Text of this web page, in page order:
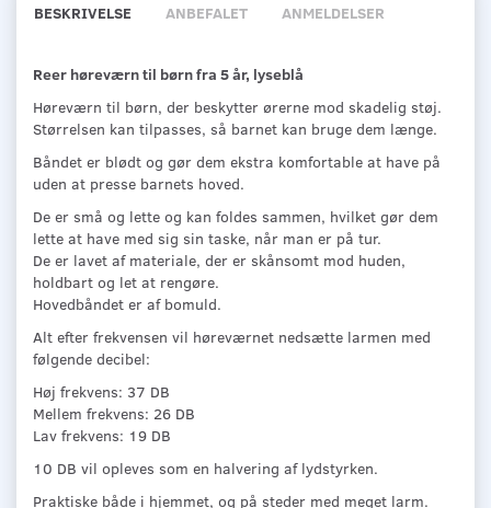
BESKRIVELSE ANBEFALET ANMELDELSER
Reer høreværn til børn fra 5 år, lyseblå
Høreværn til børn, der beskytter ørerne mod skadelig støj.
Størrelsen kan tilpasses, så barnet kan bruge dem længe.
Båndet er blødt og gør dem ekstra komfortable at have på
uden at presse barnets hoved.
De er små og lette og kan foldes sammen, hvilket gør dem
lette at have med sig sin taske, når man er på tur.
De er lavet af materiale, der er skånsomt mod huden,
holdbart og let at rengøre.
Hovedbåndet er af bomuld.
Alt efter frekvensen vil høreværnet nedsætte larmen med
følgende decibel:
Høj frekvens: 37 DB
Mellem frekvens: 26 DB
Lav frekvens: 19 DB
10 DB vil opleves som en halvering af lydstyrken.
Praktiske både i hjemmet, og på steder med meget larm.